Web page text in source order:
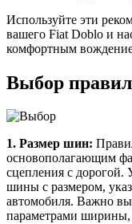
Используйте эти
вашего Fiat Doblo и
комфортным
Выбор
1. Размер шин:
основополагающим
сцепления с
шины с размером,
автомобиля. Важно
параметрами